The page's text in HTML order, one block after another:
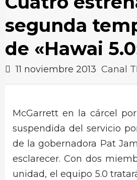
segunda
de «Hawai
11 noviembre 2013 Canal
McGarrett en la cárcel
suspendida del servicio
de la gobernadora Pat
esclarecer. Con dos
unidad, el equipo 5.0